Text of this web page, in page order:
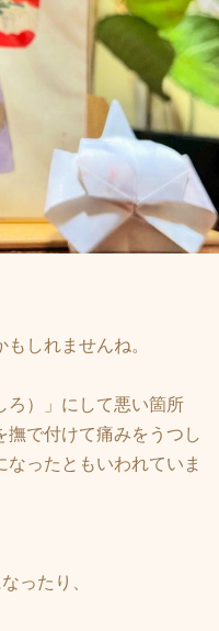
しれませんね。
ろ）」にして悪い箇所
撫で付けて痛みをうつし
なったともいわれていま
ったり、